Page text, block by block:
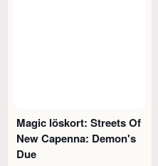
Magic löskort: Streets Of
New Capenna: Demon's
Due